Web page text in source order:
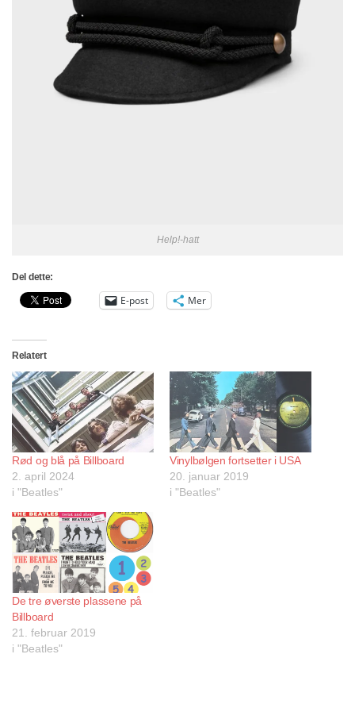
Help!-hatt
Del dette:
E-post Mer
Relatert
Rød og blå på Billboard
2. april 2024
i "Beatles"
Vinylbølgen fortsetter i USA
20. januar 2019
i "Beatles"
De tre øverste plassene på
Billboard
21. februar 2019
i "Beatles"